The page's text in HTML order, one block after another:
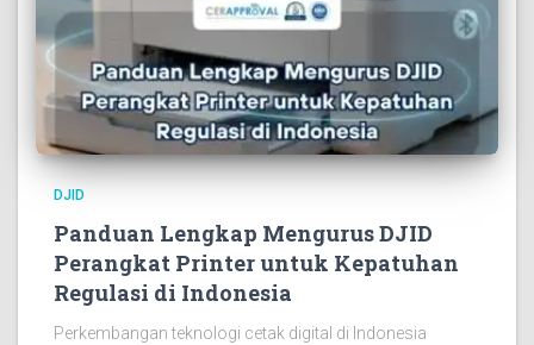
DJID
Panduan Lengkap Mengurus DJID
Perangkat Printer untuk Kepatuhan
Regulasi di Indonesia
Perkembangan teknologi cetak digital di Indonesia